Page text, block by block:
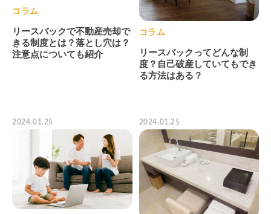
コラム
リースバックで不動産売却で
きる制度とは？落とし穴は？
注意点についても紹介
コラム
リースバックってどんな制
度？自己破産していてもでき
る方法はある？
2024.01.25 2024.01.25